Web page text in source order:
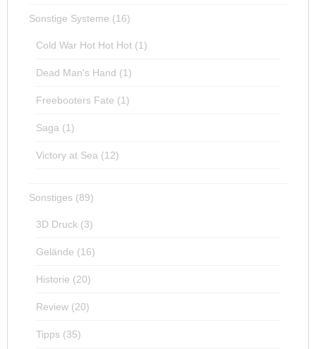
Sonstige Systeme (16)
Cold War Hot Hot Hot (1)
Dead Man's Hand (1)
Freebooters Fate (1)
Saga (1)
Victory at Sea (12)
Sonstiges (89)
3D Druck (3)
Gelände (16)
Historie (20)
Review (20)
Tipps (35)